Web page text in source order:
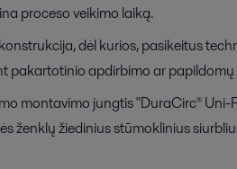
proceso veikimo laiką.
dėl kurios, pasikeitus
pakartotinio apdirbimo ar
montavimo jungtis "DuraCirc® Uni-
ženklų žiedinius stūmoklinius